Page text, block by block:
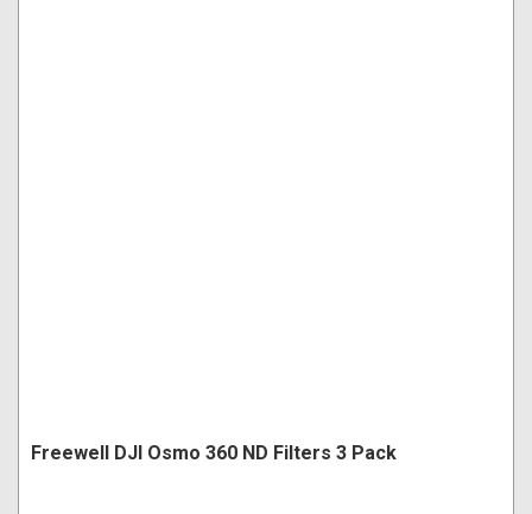
Freewell DJI Osmo 360 ND Filters 3 Pack